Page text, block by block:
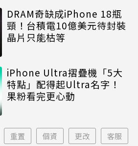
DRAM奇缺成iPhone 18瓶
頸！台積電10億美元待封裝
晶片只能枯等
iPhone Ultra摺疊機「5大
特點」配得起Ultra名字！
果粉看完更心動
重置 個資 更改 客服